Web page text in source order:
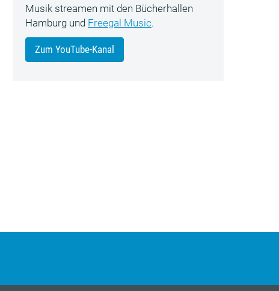
Musik streamen mit den Bücherhallen
Hamburg und Freegal Music.
Zum YouTube-Kanal